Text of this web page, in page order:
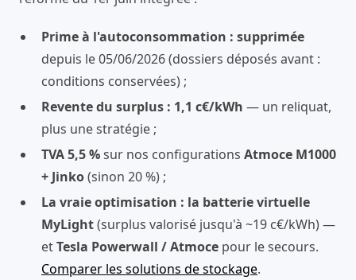
Prime à l'autoconsommation : supprimée
depuis le 05/06/2026 (dossiers déposés avant :
conditions conservées) ;
Revente du surplus : 1,1 c€/kWh — un reliquat,
plus une stratégie ;
TVA 5,5 %sur nos configurations Atmoce M1000
+ Jinko(sinon 20 %) ;
La vraie optimisation : la batterie virtuelle
MyLight(surplus valorisé jusqu'à ~19 c€/kWh) —
etTesla Powerwall / Atmoce pour le secours.
Comparer les solutions de stockage.